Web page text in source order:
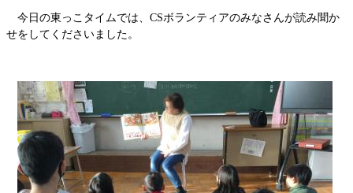
今日の東っこタイムでは、CSボランティアのみなさんが読み聞か
せをしてくださいました。